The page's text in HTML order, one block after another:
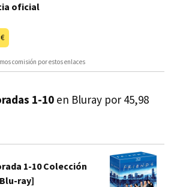
oficial
€
comisión por estos enlaces
1-10 en Bluray por 45,98
1-10 Colección
ray]